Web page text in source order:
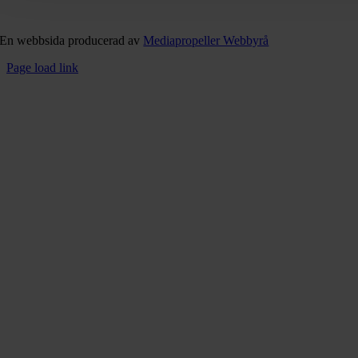
En webbsida producerad av Mediapropeller Webbyrå
Page load link